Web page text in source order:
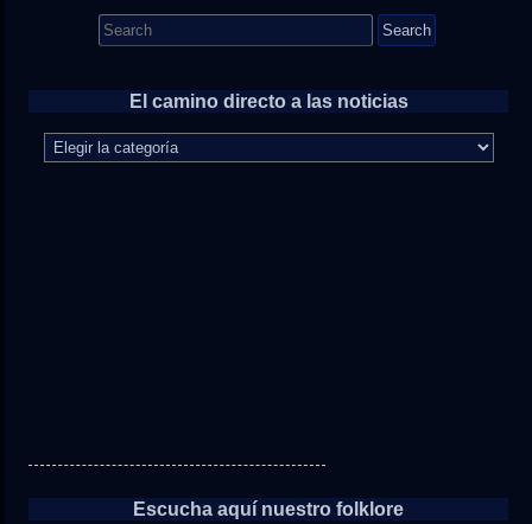
Search
for:
El camino directo a las noticias
camino
Escucha aquí nuestro folklore